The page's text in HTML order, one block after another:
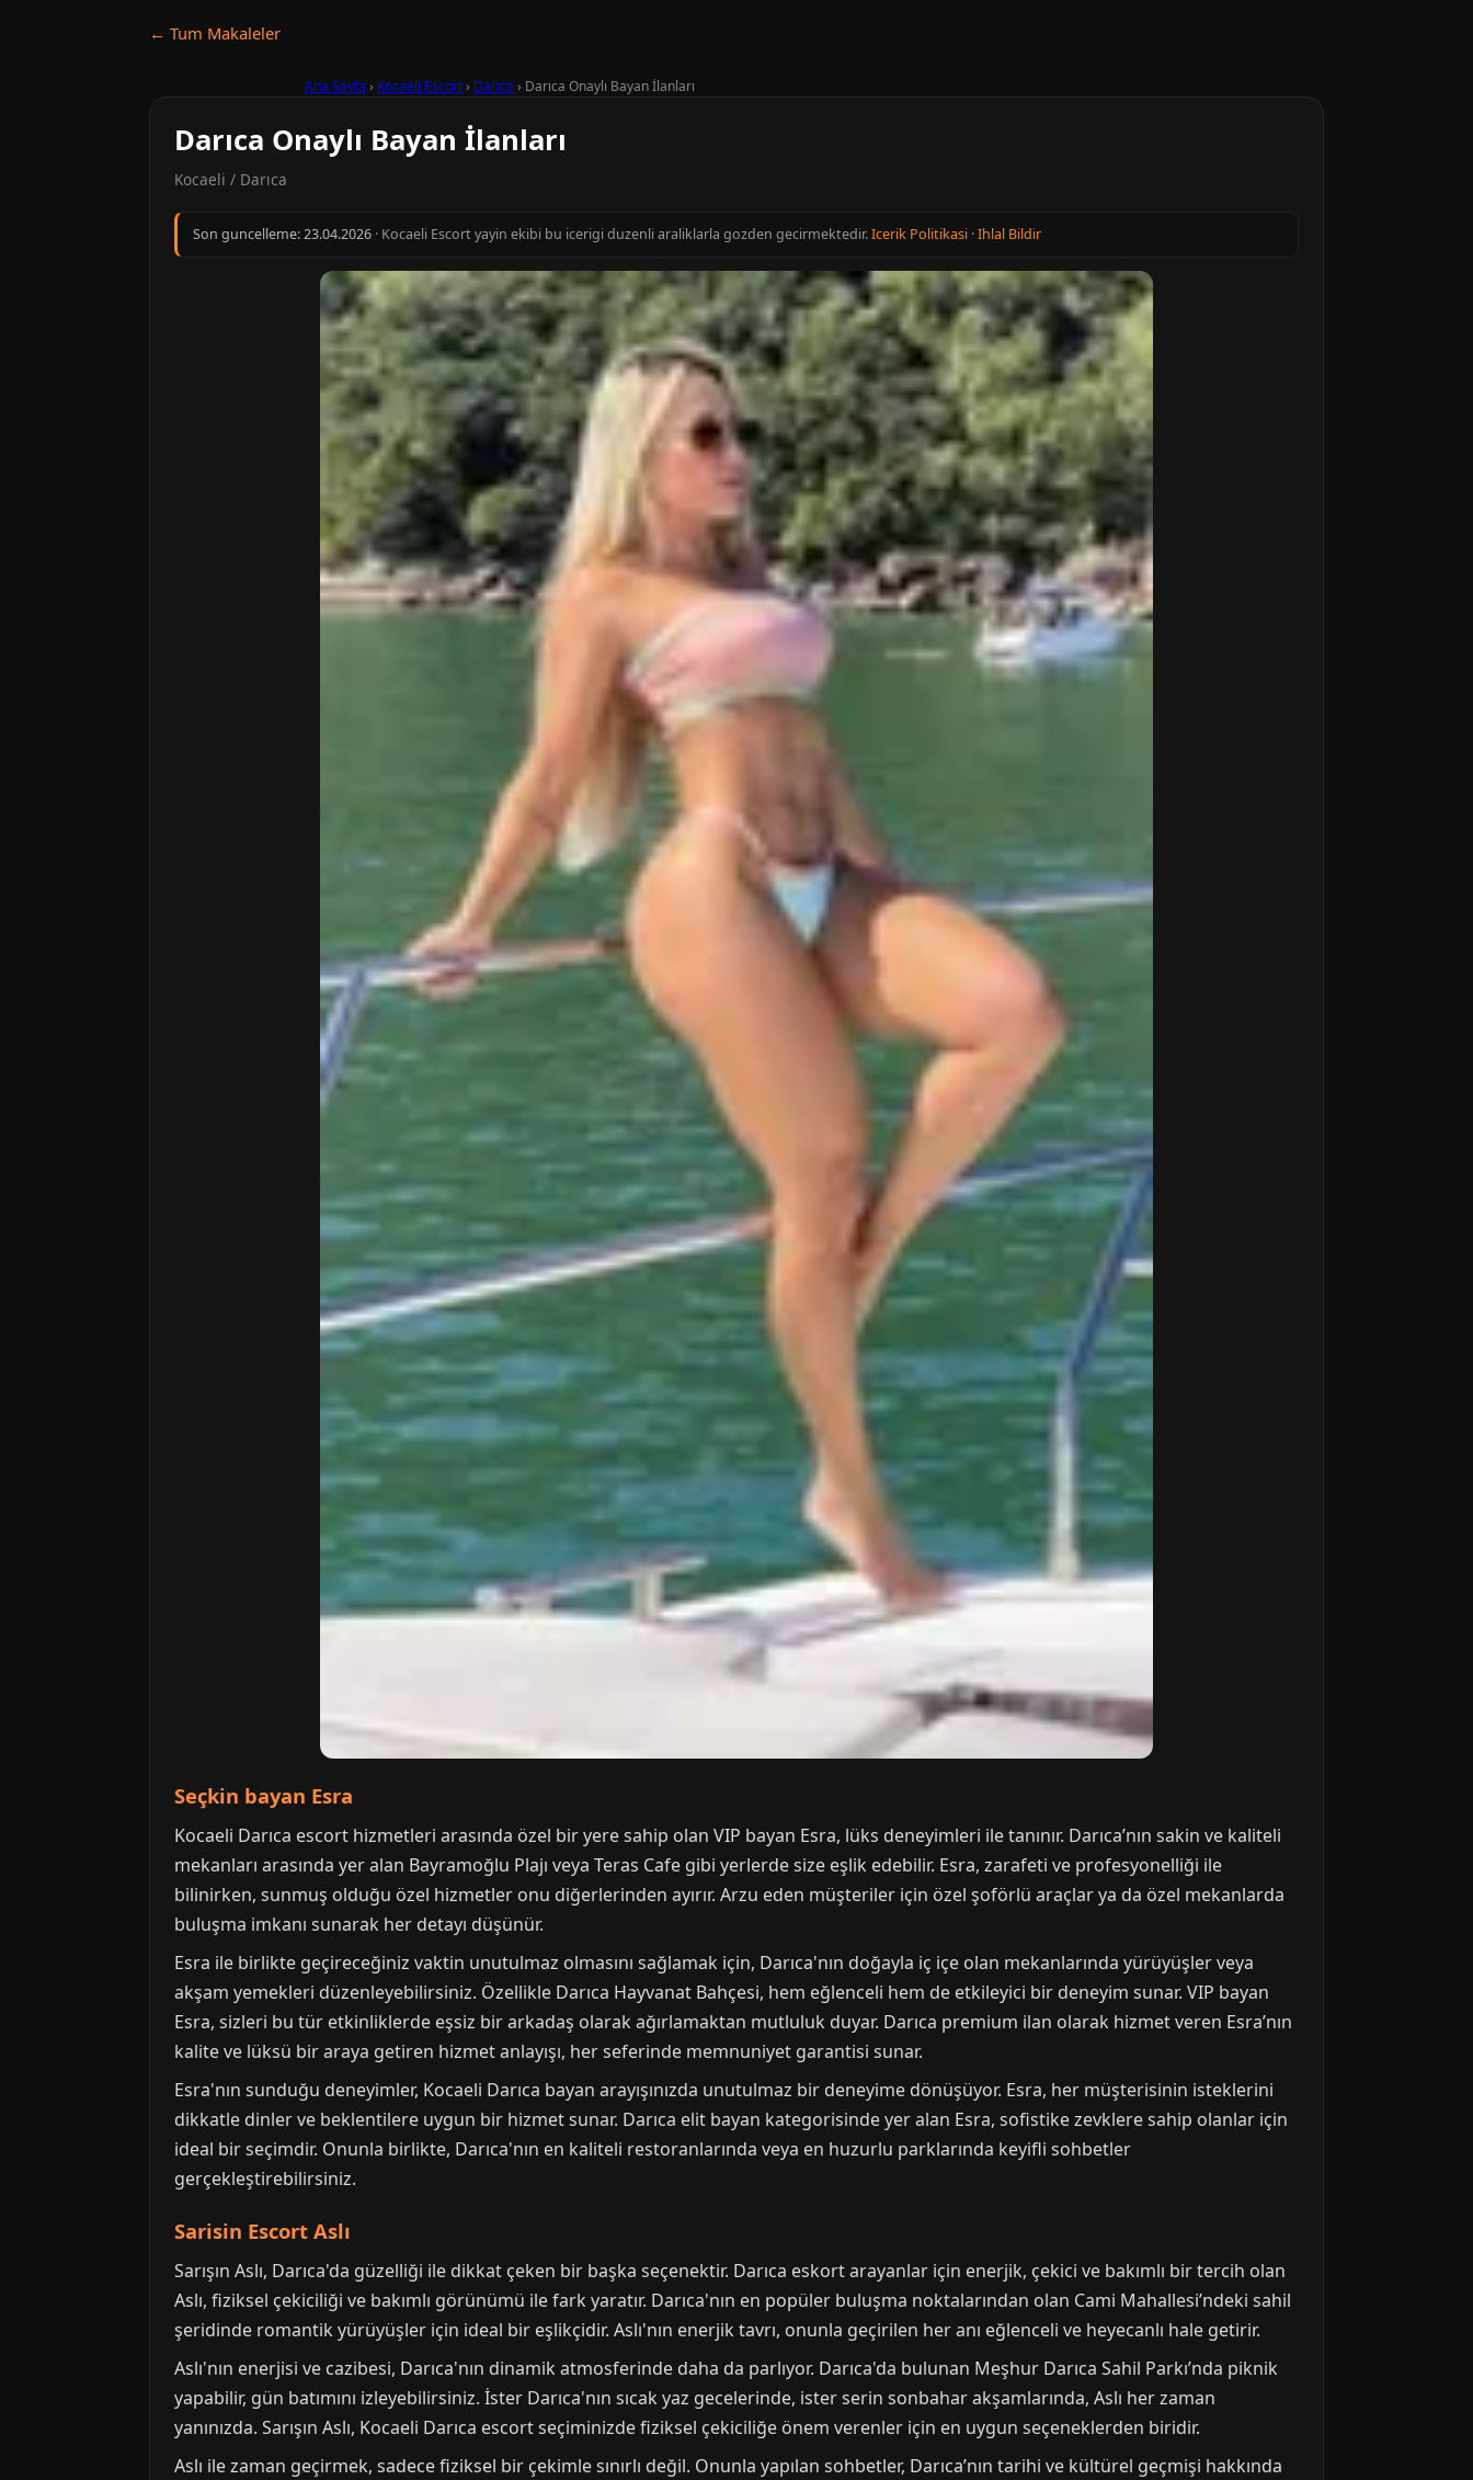
← Tum Makaleler
Ana Sayfa › Kocaeli Escort› Darıca › Darıca Onaylı Bayan İlanları
Darıca Onaylı Bayan İlanları
Kocaeli / Darıca
Son guncelleme:23.04.2026 · Kocaeli Escort yayin ekibi bu icerigi duzenli araliklarla gozden gecirmektedir.Icerik Politikasi ·Ihlal Bildir
Seçkin bayan Esra
Kocaeli Darıca escort hizmetleri arasında özel bir yere sahip olan VIP bayan Esra, lüks deneyimleri ile tanınır. Darıca’nın sakin ve kaliteli
mekanları arasında yer alan Bayramoğlu Plajı veya Teras Cafe gibi yerlerde size eşlik edebilir. Esra, zarafeti ve profesyonelliği ile
bilinirken, sunmuş olduğu özel hizmetler onu diğerlerinden ayırır. Arzu eden müşteriler için özel şoförlü araçlar ya da özel mekanlarda
buluşma imkanı sunarak her detayı düşünür.
Esra ile birlikte geçireceğiniz vaktin unutulmaz olmasını sağlamak için, Darıca'nın doğayla iç içe olan mekanlarında yürüyüşler veya
akşam yemekleri düzenleyebilirsiniz. Özellikle Darıca Hayvanat Bahçesi, hem eğlenceli hem de etkileyici bir deneyim sunar. VIP bayan
Esra, sizleri bu tür etkinliklerde eşsiz bir arkadaş olarak ağırlamaktan mutluluk duyar. Darıca premium ilan olarak hizmet veren Esra’nın
kalite ve lüksü bir araya getiren hizmet anlayışı, her seferinde memnuniyet garantisi sunar.
Esra'nın sunduğu deneyimler, Kocaeli Darıca bayan arayışınızda unutulmaz bir deneyime dönüşüyor. Esra, her müşterisinin isteklerini
dikkatle dinler ve beklentilere uygun bir hizmet sunar. Darıca elit bayan kategorisinde yer alan Esra, sofistike zevklere sahip olanlar için
ideal bir seçimdir. Onunla birlikte, Darıca'nın en kaliteli restoranlarında veya en huzurlu parklarında keyifli sohbetler
gerçekleştirebilirsiniz.
Sarisin Escort Aslı
Sarışın Aslı, Darıca'da güzelliği ile dikkat çeken bir başka seçenektir. Darıca eskort arayanlar için enerjik, çekici ve bakımlı bir tercih olan
Aslı, fiziksel çekiciliği ve bakımlı görünümü ile fark yaratır. Darıca'nın en popüler buluşma noktalarından olan Cami Mahallesi’ndeki sahil
şeridinde romantik yürüyüşler için ideal bir eşlikçidir. Aslı'nın enerjik tavrı, onunla geçirilen her anı eğlenceli ve heyecanlı hale getirir.
Aslı'nın enerjisi ve cazibesi, Darıca'nın dinamik atmosferinde daha da parlıyor. Darıca'da bulunan Meşhur Darıca Sahil Parkı’nda piknik
yapabilir, gün batımını izleyebilirsiniz. İster Darıca'nın sıcak yaz gecelerinde, ister serin sonbahar akşamlarında, Aslı her zaman
yanınızda. Sarışın Aslı, Kocaeli Darıca escort seçiminizde fiziksel çekiciliğe önem verenler için en uygun seçeneklerden biridir.
Aslı ile zaman geçirmek, sadece fiziksel bir çekimle sınırlı değil. Onunla yapılan sohbetler, Darıca’nın tarihi ve kültürel geçmişi hakkında